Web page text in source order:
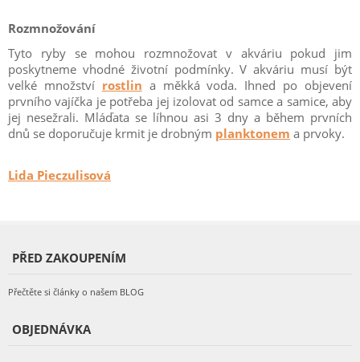
Rozmnožování
Tyto ryby se mohou rozmnožovat v akváriu pokud jim
poskytneme vhodné životní podmínky. V akváriu musí být
velké množství rostlin a měkká voda. Ihned po objevení
prvního vajíčka je potřeba jej izolovat od samce a samice, aby
jej nesežrali. Mláďata se líhnou asi 3 dny a během prvních
dnů se doporučuje krmit je drobným planktonem a prvoky.
Lida Pieczulisová
PŘED ZAKOUPENÍM
Přečtěte si články o našem BLOG
OBJEDNÁVKA